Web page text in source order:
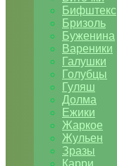
Бифштекс
Бризоль
Буженина
Вареники
Галушки
Голубцы
Гуляш
Долма
Ежики
Жаркое
Жульен
Зразы
Карри